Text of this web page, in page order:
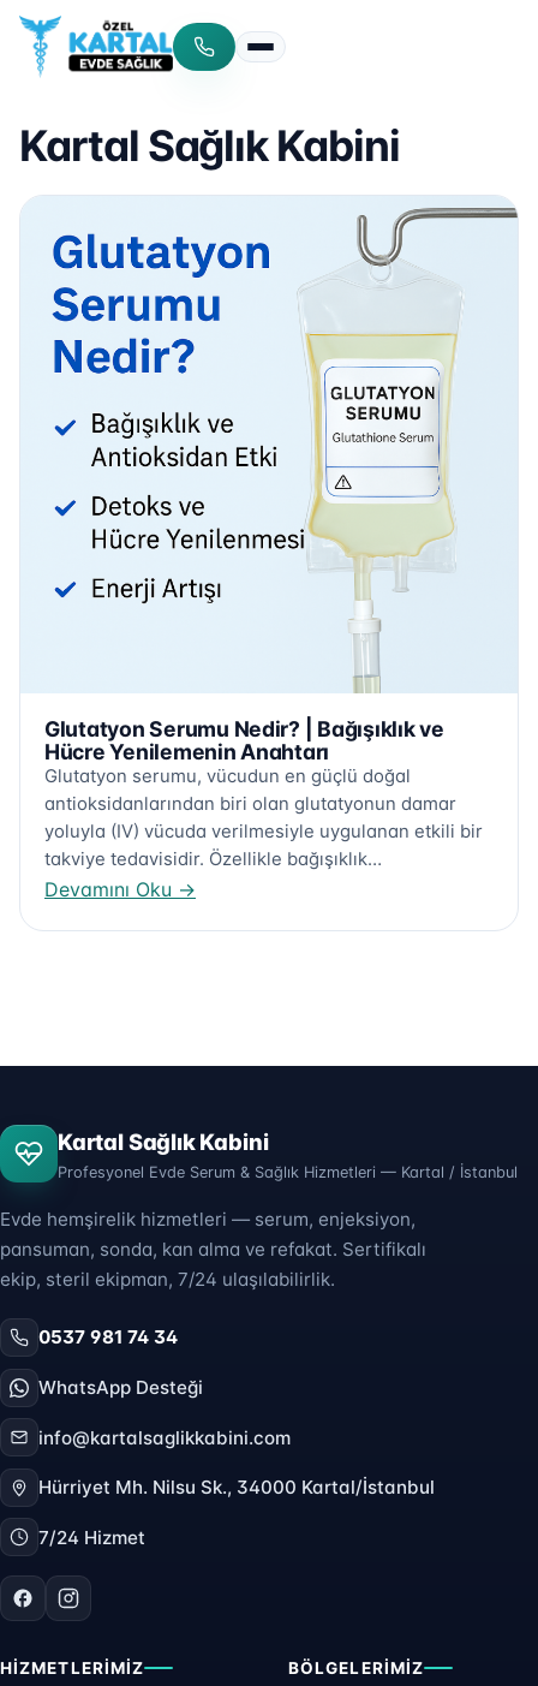
Menüyü aç/kapat
Kartal Sağlık Kabini
Glutatyon Serumu Nedir? | Bağışıklık ve
Hücre Yenilemenin Anahtarı
Glutatyon serumu, vücudun en güçlü doğal
antioksidanlarından biri olan glutatyonun damar
yoluyla (IV) vücuda verilmesiyle uygulanan etkili bir
takviye tedavisidir. Özellikle bağışıklık…
Devamını Oku →
Kartal Sağlık Kabini
Profesyonel Evde Serum & Sağlık Hizmetleri — Kartal / İstanbul
Evde hemşirelik hizmetleri — serum, enjeksiyon,
pansuman, sonda, kan alma ve refakat. Sertifikalı
ekip, steril ekipman, 7/24 ulaşılabilirlik.
0537 981 74 34
WhatsApp Desteği
info@kartalsaglikkabini.com
Hürriyet Mh. Nilsu Sk., 34000 Kartal/İstanbul
7/24 Hizmet
HIZMETLERIMIZ BÖLGELERIMIZ